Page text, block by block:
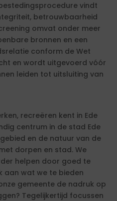
vindt
betrouwbaarheid
omvat onder meer
bronnen en een
conform de Wet
en wordt uitgevoerd vóór
leiden tot uitsluiting van
recreëren kent in Ede
centrum in de stad Ede
en de natuur van de
dorpen en stad. We
helpen door goed te
aan wat we te bieden
gemeente de nadruk op
Tegelijkertijd focussen